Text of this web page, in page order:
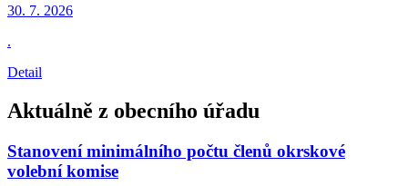
30. 7. 2026
.
Detail
Aktuálně z obecního úřadu
Stanovení minimálního počtu členů okrskové
volební komise